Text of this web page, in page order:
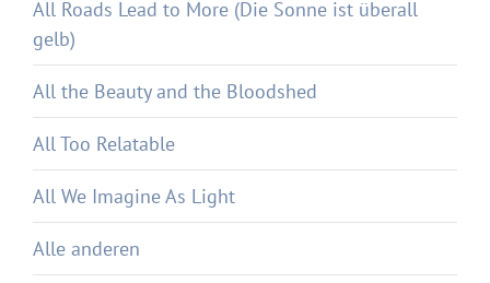
All Roads Lead to More (Die Sonne ist überall
gelb)
All the Beauty and the Bloodshed
All Too Relatable
All We Imagine As Light
Alle anderen